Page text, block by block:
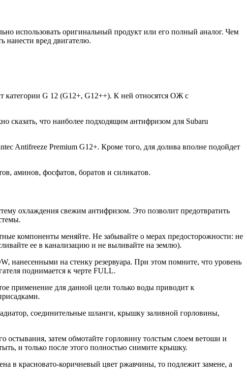
использовать оригинальный продукт или его полный аналог. Чем
нанести вред двигателю.
категории G 12 (G12+, G12++). К ней относятся ОЖ с
сказать, что наиболее подходящим антифризом для Subaru
Antifreeze Premium G12+. Кроме того, для долива вполне подойдет
аминов, фосфатов, боратов и силикатов.
охлаждения свежим антифризом. Это позволит предотвратить
компоненты меняйте. Не забывайте о мерах предосторожности: не
ее в канализацию и не выливайте на землю).
нанесенными на стенку резервуара. При этом помните, что уровень
поднимается к черте FULL.
применение для данной цели только воды приводит к
соединительные шланги, крышку заливной горловины,
остывания, затем обмотайте горловину толстым слоем ветоши и
и только после этого полностью снимите крышку.
в красновато-коричневый цвет ржавчины, то подлежит замене, а